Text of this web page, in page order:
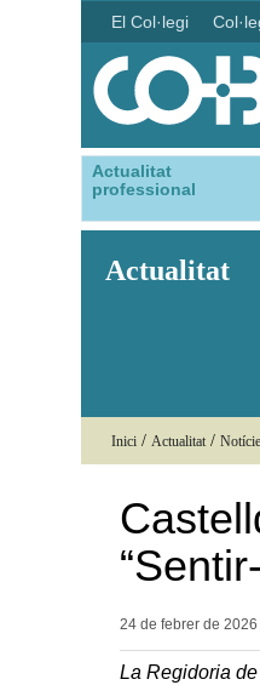
El Col·legi
Actualitat
professional
Actualitat
Inici / Actualitat /
24 de febrer de 2026
La Regidoria